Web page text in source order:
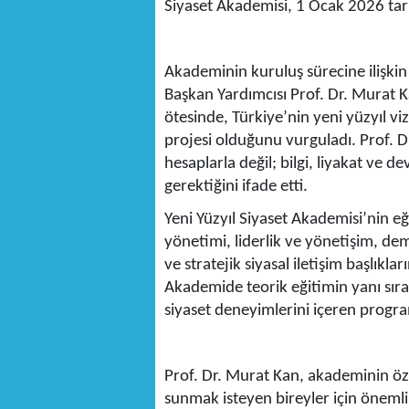
Siyaset Akademisi, 1 Ocak 2026
Akademinin kuruluş sürecine ilişkin
Başkan Yardımcısı Prof. Dr. Murat
ötesinde, Türkiye’nin yeni yüzyıl
projesi olduğunu vurguladı. Prof.
hesaplarla değil; bilgi, liyakat ve
gerektiğini ifade etti.
Yeni Yüzyıl Siyaset Akademisi’nin
yönetimi, liderlik ve yönetişim,
ve stratejik siyasal iletişim
Akademide teorik eğitimin yanı
siyaset deneyimlerini içeren
Prof. Dr. Murat Kan, akademinin
sunmak isteyen bireyler için